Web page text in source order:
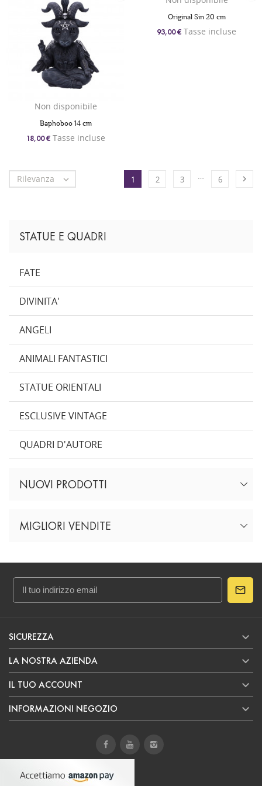
STATUE E QUADRI
FATE
DIVINITA'
ANGELI
ANIMALI FANTASTICI
STATUE ORIENTALI
ESCLUSIVE VINTAGE
QUADRI D'AUTORE
NUOVI PRODOTTI
MIGLIORI VENDITE
Non disponibile
Baphoboo 14 cm
18,00 €Tasse incluse
Original Sin 20 cm
93,00 € Tasse incluse
Rilevanza  1 2 3 6 
SICUREZZA 
LA NOSTRA AZIENDA 
IL TUO ACCOUNT 
INFORMAZIONI NEGOZIO 